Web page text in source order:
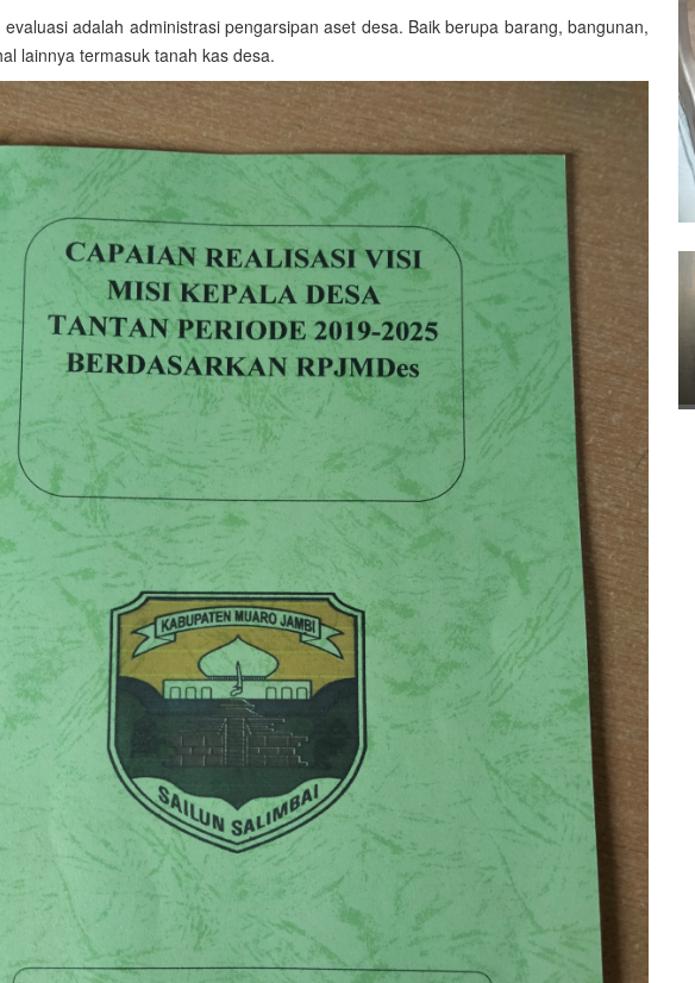
adalah administrasi pengarsipan aset desa. Baik berupa barang, bangunan,
lainnya termasuk tanah kas desa.